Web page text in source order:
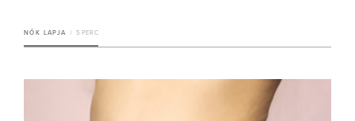
NŐK LAPJA 5 PERC